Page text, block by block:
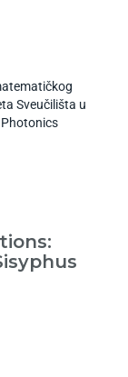
Sveučilišta u